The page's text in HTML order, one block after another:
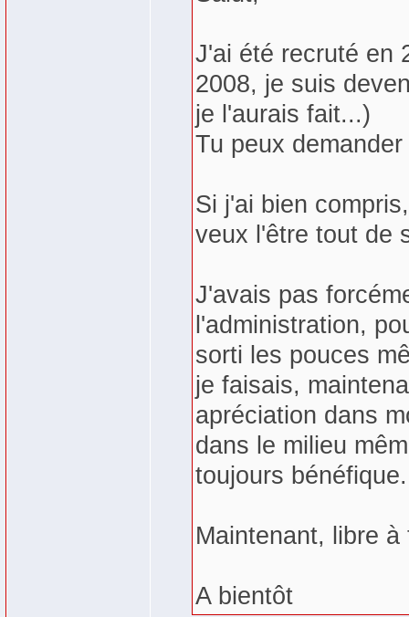
J'ai été recruté en
2008, je suis
je l'aurais fait...)
Tu peux
Si j'ai bien
veux l'être tout de
J'avais pas
l'administration,
sorti les pouces
je faisais,
apréciation dans
dans le milieu
toujours bénéfique.
Maintenant, libre
A bientôt